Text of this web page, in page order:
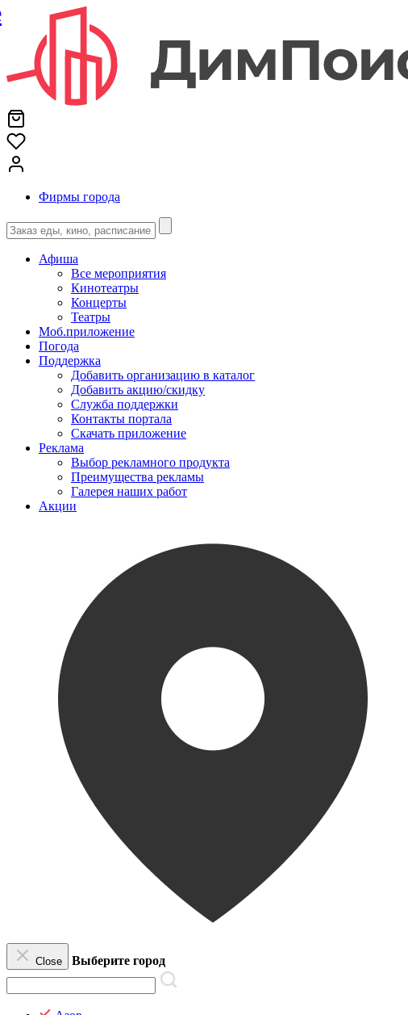
Фирмы города
Афиша
Все мероприятия
Кинотеатры
Концерты
Театры
Моб.приложение
Погода
Поддержка
Добавить организацию в каталог
Добавить акцию/скидку
Служба поддержки
Контакты портала
Скачать приложение
Реклама
Выбор рекламного продукта
Преимущества рекламы
Галерея наших работ
Акции
Close Выберите город